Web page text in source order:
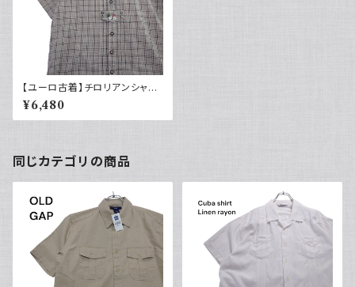
【ユーロ古着】チロリアンシャツ
半袖 古着 チェック レトロ 刺繍
入り ヨーロッパ古着 ボックスシ
ルエット
¥6,480
同じカテゴリの商品